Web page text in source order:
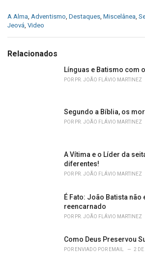
C
a
g
A Alma, Adventismo, Destaques, Miscelânea,
Jeová, Video
Relacionados
Línguas e Batismo com
POR PR. JOÃO FLÁVIO MARTINEZ
Segundo a Bíblia, os
POR PR. JOÃO FLÁVIO MARTINEZ
A Vítima e o Líder da
diferentes!
POR PR. JOÃO FLÁVIO MARTINEZ
É Fato: João Batista não
reencarnado
POR PR. JOÃO FLÁVIO MARTINEZ
Como Deus Preservou
POR ENVIADO POR EMAIL 2